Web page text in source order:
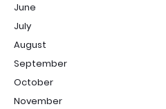
June
July
August
September
October
November